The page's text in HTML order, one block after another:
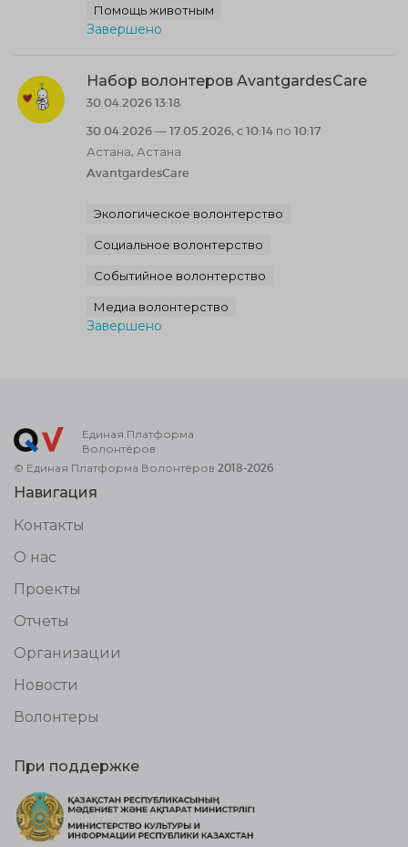
Помощь животным
Завершено
Набор волонтеров AvantgardesCare
30.04.2026 13:18
30.04.2026 — 17.05.2026, c 10:14 по 10:17
Астана, Астана
AvantgardesCare
Экологическое волонтерство
Социальное волонтерство
Событийное волонтерство
Медиа волонтерство
Завершено
Единая Платформа
Волонтёров
© Единая Платформа Волонтёров 2018-2026
Навигация
Контакты
О нас
Проекты
Отчеты
Организации
Новости
Волонтеры
При поддержке